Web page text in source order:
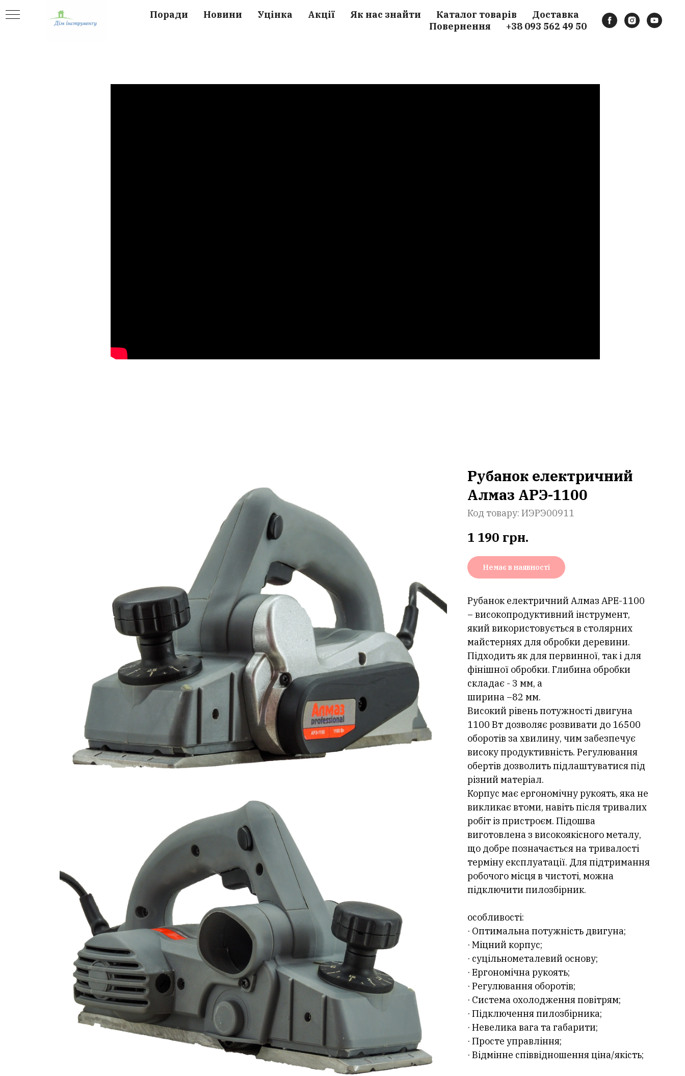
Поради Новини Уцінка Акції Як нас знайти Каталог товарів
Доставка
Повернення
+38 093 562 49 50
Рубанок електричний
Алмаз АРЭ-1100
Код товару: ИЭРЭ00911
1 190 грн.
Немає в наявності
Рубанок електричний Алмаз АРЕ-1100
– високопродуктивний інструмент,
який використовується в столярних
майстернях для обробки деревини.
Підходить як для первинної, так і для
фінішної обробки. Глибина обробки
складає - 3 мм, а
ширина –82 мм.
Високий рівень потужності двигуна
1100 Вт дозволяє розвивати до 16500
оборотів за хвилину, чим забезпечує
високу продуктивність. Регулювання
обертів дозволить підлаштуватися під
різний матеріал.
Корпус має ергономічну рукоять, яка не
викликає втоми, навіть після тривалих
робіт із пристроєм. Підошва
виготовлена з високоякісного металу,
що добре позначається на тривалості
терміну експлуатації. Для підтримання
робочого місця в чистоті, можна
підключити пилозбірник.
особливості:
· Оптимальна потужність двигуна;
· Міцний корпус;
· суцільнометалевий основу;
· Ергономічна рукоять;
· Регулювання оборотів;
· Система охолодження повітрям;
· Підключення пилозбірника;
· Невелика вага та габарити;
· Просте управління;
· Відмінне співвідношення ціна/якість;